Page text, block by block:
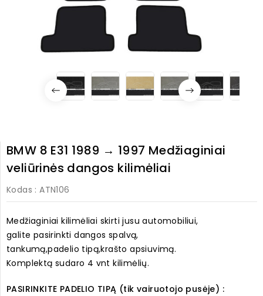
BMW 8 E31 1989 → 1997 Medžiaginiai
veliūrinės dangos kilimėliai
Kodas : ATN106
Medžiaginiai kilimėliai skirti jusu automobiliui,
galite pasirinkti dangos spalvą,
tankumą,padelio tipą,krašto apsiuvimą.
Komplektą sudaro 4 vnt kilimėlių.
PASIRINKITE PADELIO TIPĄ (tik vairuotojo pusėje) :